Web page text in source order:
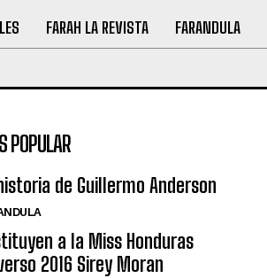
FARAH LA REVISTA FARANDULA
POPULAR
de Guillermo Anderson
a la Miss Honduras
2016 Sirey Moran